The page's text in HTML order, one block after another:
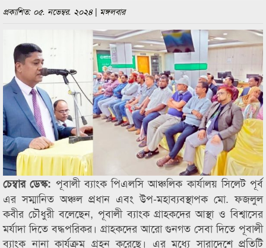
প্রকাশিত: ০৫. নভেম্বর. ২০২৪ | মঙ্গলবার
চেম্বার ডেস্ক: পূবালী ব্যাংক পিএলসি আঞ্চলিক কার্যালয় সিলেট পূর্ব
এর সম্মানিত অঞ্চল প্রধান এবং উপ-মহাব্যবস্থাপক মো. ফজলুল
কবীর চৌধুরী বলেছেন, পূবালী ব্যাংক গ্রাহকদের আস্থা ও বিশ্বাসের
মর্যাদা দিতে বদ্ধপরিকর। গ্রাহকদের আরো গুনগত সেবা দিতে পূবালী
ব্যাংক নানা কার্যক্রম গ্রহন করেছে। এর মধ্যে সারাদেশে প্রতিটি